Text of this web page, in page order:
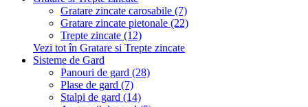
Gratare zincate carosabile (7)
Gratare zincate pietonale (22)
Trepte zincate (12)
Vezi tot în Gratare si Trepte zincate
Sisteme de Gard
Panouri de gard (28)
Plase de gard (7)
Stalpi de gard (14)